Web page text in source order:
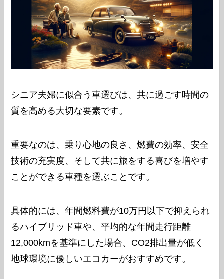
シニア夫婦に似合う車選びは、共に過ごす時間の
質を高める大切な要素です。
重要なのは、乗り心地の良さ、燃費の効率、安全
技術の充実度、そして共に旅をする喜びを増やす
ことができる車種を選ぶことです。
具体的には、年間燃料費が10万円以下で抑えられ
るハイブリッド車や、平均的な年間走行距離
12,000kmを基準にした場合、CO2排出量が低く
地球環境に優しいエコカーがおすすめです。